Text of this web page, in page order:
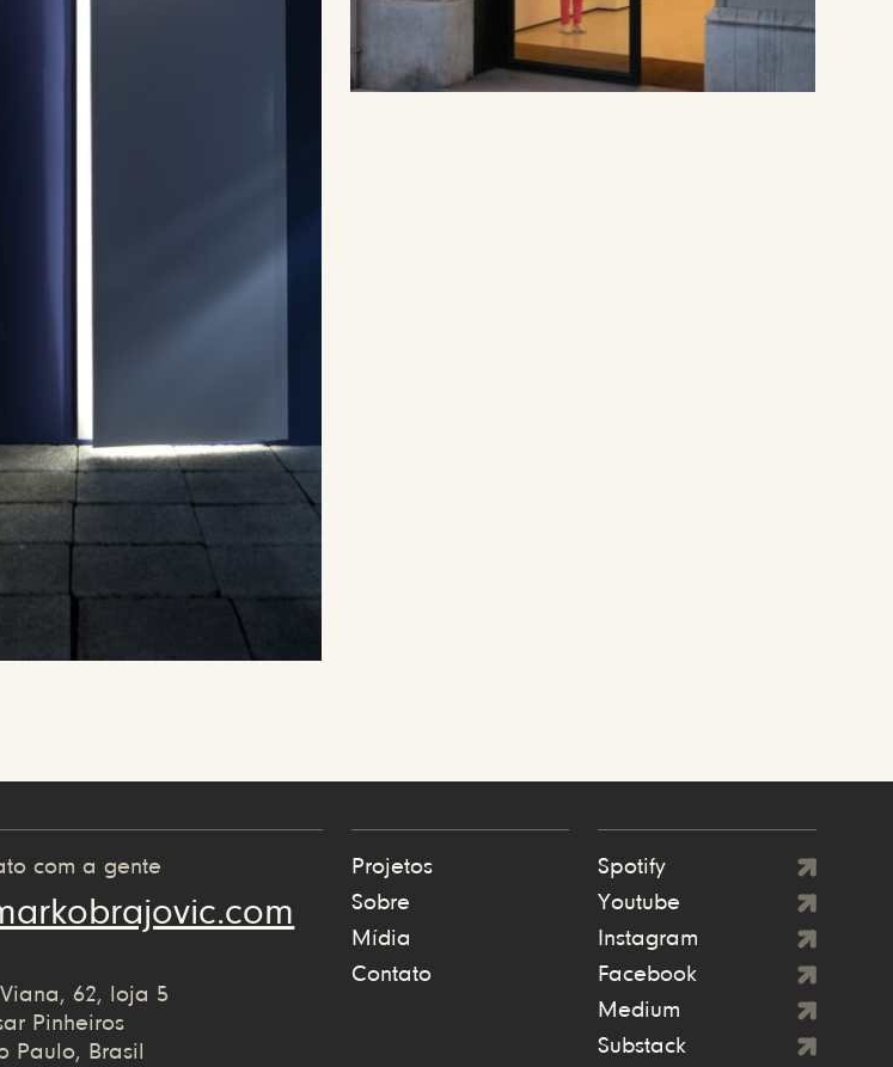
com a gente
62, loja 5
Pinheiros
Paulo, Brasil
Projetos
Sobre
Mídia
Contato
Spotify
Youtube
Instagram
Facebook
Medium
Substack